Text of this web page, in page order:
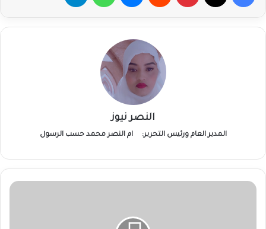
النصر نيوز
المدير العام ورئيس التحرير: ام النصر محمد حسب الرسول
المليشيا